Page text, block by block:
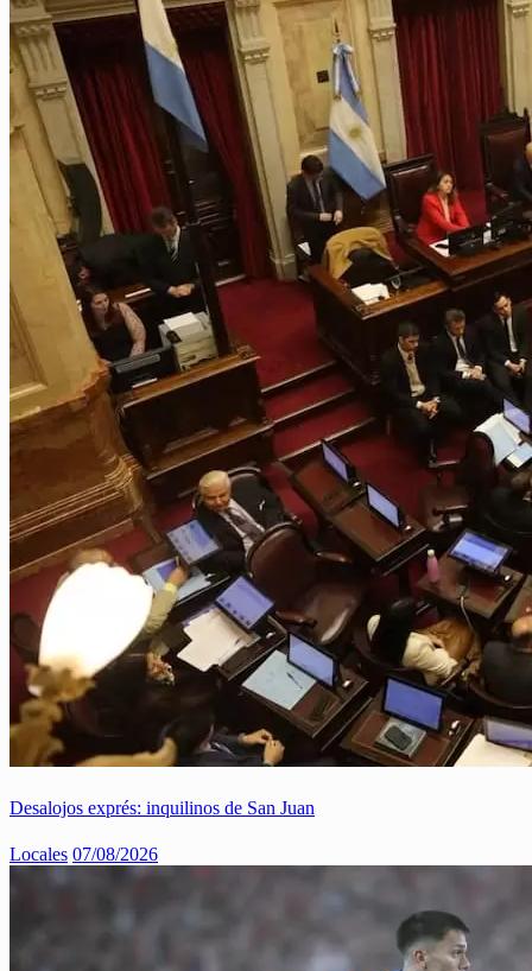
Desalojos exprés: inquilinos de San Juan
Locales 07/08/2026